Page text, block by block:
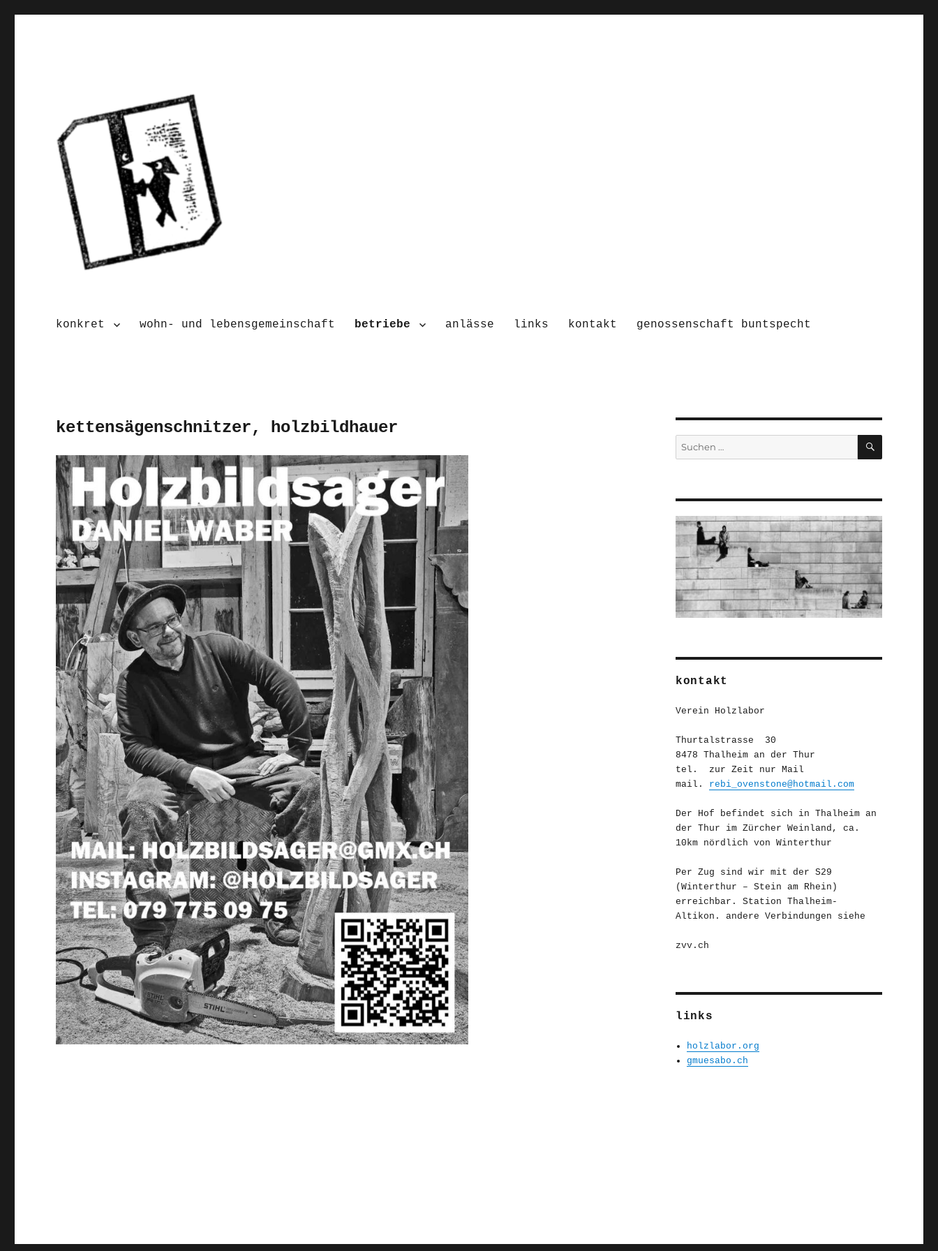
konkret wohn- und lebensgemeinschaft betriebe anlässe links kontakt genossenschaft buntspecht
kettensägenschnitzer, holzbildhauer
Suchen
nach:
SUCHEN
kontakt
Verein Holzlabor
Thurtalstrasse 30
8478 Thalheim an der Thur
tel. zur Zeit nur Mail
mail. rebi_ovenstone@hotmail.com
Der Hof befindet sich in Thalheim an
der Thur im Zürcher Weinland, ca.
10km nördlich von Winterthur
Per Zug sind wir mit der S29
(Winterthur – Stein am Rhein)
erreichbar. Station Thalheim-
Altikon. andere Verbindungen siehe
zvv.ch
links
holzlabor.org
gmuesabo.ch